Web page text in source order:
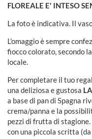
FLOREALE E' INTESO
La foto è indicativa. Il
L'omaggio è sempre
fiocco colorato, secondo
locale.
Per completare il tuo
una deliziosa e gustosa
a base di pan di Spagna
crema/panna e la
pezzi di frutta di
con una piccola scritta